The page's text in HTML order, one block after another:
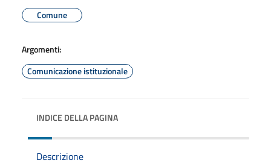
Comune
Argomenti:
Comunicazione istituzionale
INDICE DELLA PAGINA
Descrizione